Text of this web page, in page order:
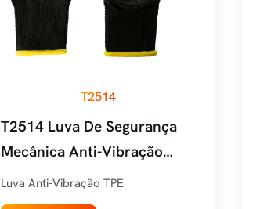
T2514
T2514 Luva De Segurança
Mecânica Anti-Vibração
Snell
Luva Anti-Vibração TPE